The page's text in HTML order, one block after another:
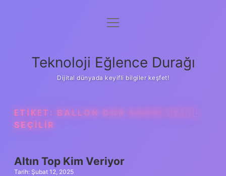
Anasayfa
Yasal Uyarı
menüyü
Teknoloji Eğlence Durağı
Dijital dünyada keyifli bilgiler keşfet!
ETIKET: BALLON DOR SAHIBI NASIL
SEÇILIR
Altın Top Kim Veriyor
Tarih: Şubat 12, 2025